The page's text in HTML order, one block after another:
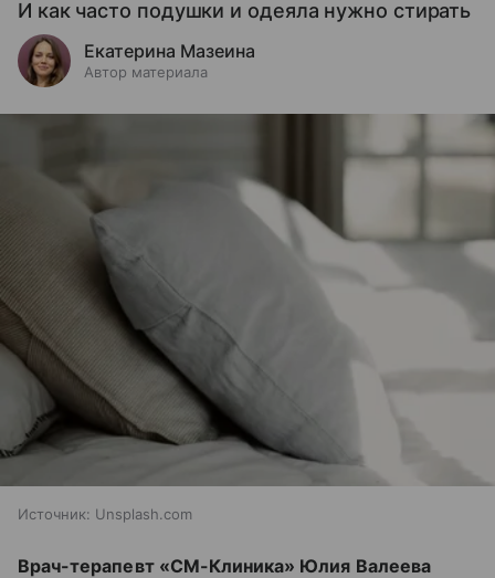
И как часто подушки и одеяла нужно стирать
Екатерина Мазеина
Автор материала
Источник: Unsplash.com
Врач-терапевт «СМ-Клиника» Юлия Валеева